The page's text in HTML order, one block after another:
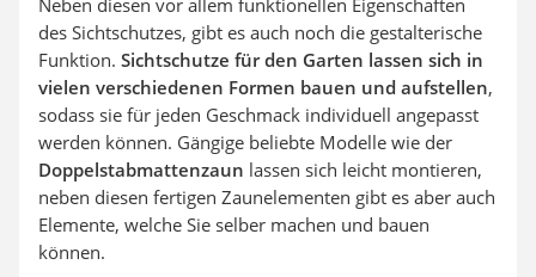
Neben diesen vor allem funktionellen Eigenschaften
des Sichtschutzes, gibt es auch noch die gestalterische
Funktion. Sichtschutze für den Garten lassen sich in
vielen verschiedenen Formen bauen und aufstellen,
sodass sie für jeden Geschmack individuell angepasst
werden können. Gängige beliebte Modelle wie der
Doppelstabmattenzaun lassen sich leicht montieren,
neben diesen fertigen Zaunelementen gibt es aber auch
Elemente, welche Sie selber machen und bauen
können.